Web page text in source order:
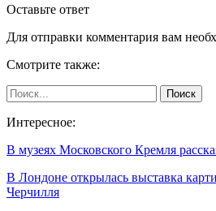
Оставьте ответ
Для отправки комментария вам
Смотрите также:
Интересное:
В музеях Московского Кремля
В Лондоне открылась выставка
Черчилля